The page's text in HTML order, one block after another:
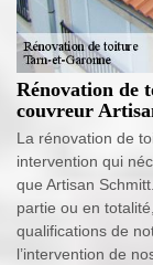
Rénovation de
couvreur
La rénovation de
intervention qui
que Artisan
partie ou en
qualifications de
l’intervention de